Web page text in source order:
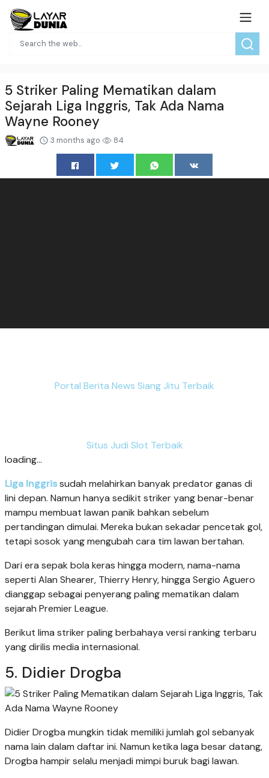
5 Striker Paling Mematikan dalam
Sejarah Liga Inggris, Tak Ada Nama
Wayne Rooney
3 months ago 84
Portal Berita News Siang Jitu Terbaik
Situs Judi Slot Terbaik
loading...
Liga Inggrissudah melahirkan banyak predator ganas di
lini depan. Namun hanya sedikit striker yang benar-benar
mampu membuat lawan panik bahkan sebelum
pertandingan dimulai. Mereka bukan sekadar pencetak gol,
tetapi sosok yang mengubah cara tim lawan bertahan.
Dari era sepak bola keras hingga modern, nama-nama
seperti Alan Shearer, Thierry Henry, hingga Sergio Aguero
dianggap sebagai penyerang paling mematikan dalam
sejarah Premier League.
Berikut lima striker paling berbahaya versi ranking terbaru
yang dirilis media internasional.
5. Didier Drogba
Didier Drogba mungkin tidak memiliki jumlah gol sebanyak
nama lain dalam daftar ini. Namun ketika laga besar datang,
Drogba hampir selalu menjadi mimpi buruk bagi lawan.